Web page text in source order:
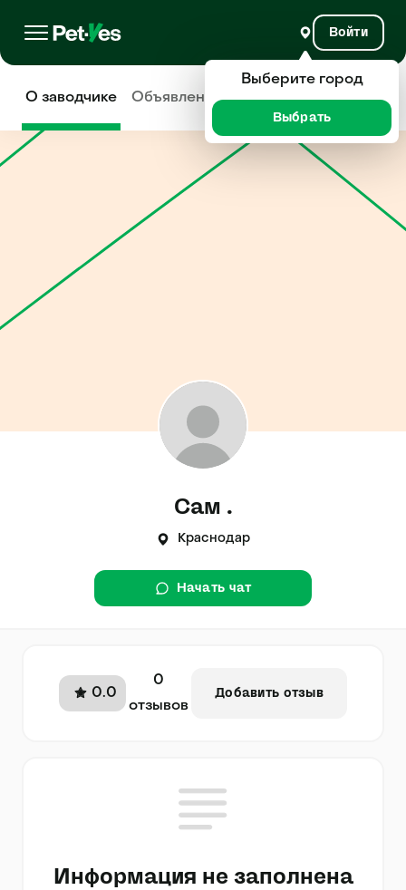
Войти
О заводчике Объявления Отзывы
Сам .
Краснодар
Начать чат
0.0
0
отзывов
Добавить отзыв
Информация не заполнена
Выберите город
Выбрать